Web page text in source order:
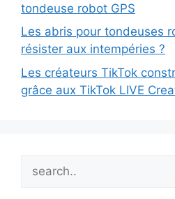
tondeuse robot GPS
Les abris pour tondeuses
résister aux intempéries ?
Les créateurs TikTok
grâce aux TikTok LIVE